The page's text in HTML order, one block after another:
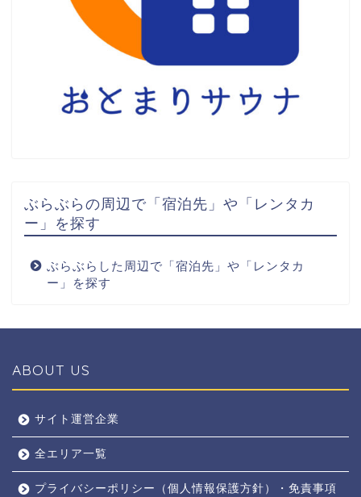
ぶらぶらの周辺で「宿泊先」や「レンタカ
ー」を探す
ぶらぶらした周辺で「宿泊先」や「レンタカ
ー」を探す
ABOUT US
サイト運営企業
全エリア一覧
プライバシーポリシー（個人情報保護方針）・免責事項